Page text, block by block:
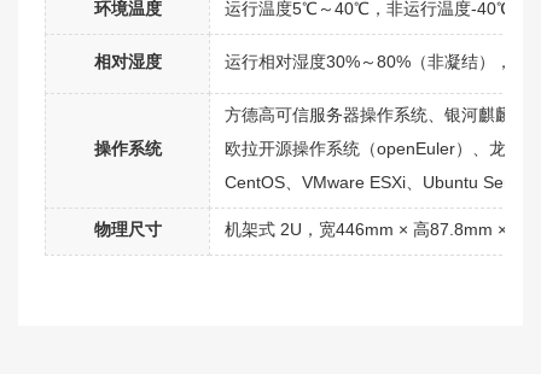
环境温度 运行温度5℃～40℃，非运行温度-40℃～
相对湿度 运行相对湿度30%～80%（非凝结），非
操作系统
方德高可信服务器操作系统、银河麒麟高
欧拉开源操作系统（openEuler）、龙蜥
CentOS、VMware ESXi、Ubuntu Server
物理尺寸 机架式 2U，宽446mm × 高87.8mm × 深